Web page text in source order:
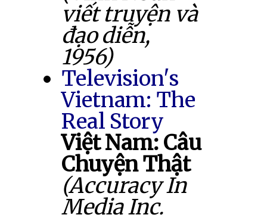
viết truyện và
đạo diễn,
1956)
Television's
Vietnam: The
Real Story
Việt Nam: Câu
Chuyện Thật
(Accuracy In
Media Inc.